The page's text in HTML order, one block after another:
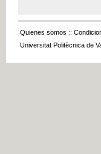
Quienes somos ::
Universitat Politècnica de